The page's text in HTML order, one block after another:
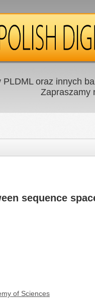
PLDML oraz innych
Zapraszamy
sequence
of Sciences